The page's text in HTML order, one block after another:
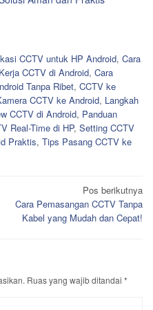
CCTV untuk HP Android, Cara
CCTV di Android, Cara
Tanpa Ribet, CCTV ke
CCTV ke Android, Langkah
CCTV di Android, Panduan
Real-Time di HP, Setting CCTV
Praktis, Tips Pasang CCTV ke
Pos berikutnya
Cara Pemasangan CCTV Tanpa
Kabel yang Mudah dan Cepat!
Ruas yang wajib ditandai *